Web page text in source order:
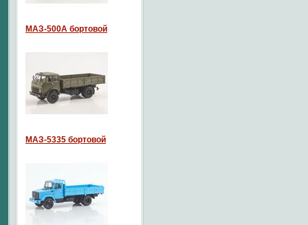
МАЗ-500А бортовой
МАЗ-5335 бортовой